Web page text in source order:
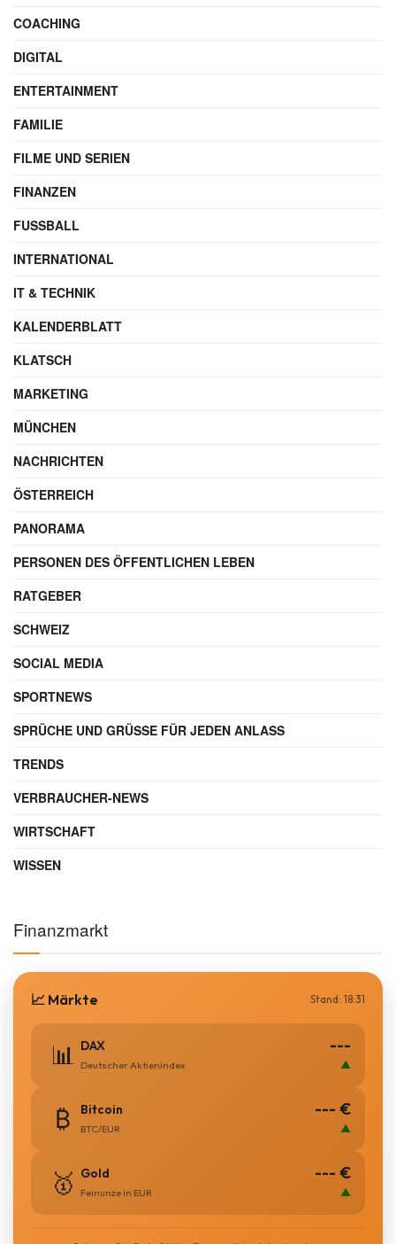
COACHING
DIGITAL
ENTERTAINMENT
FAMILIE
FILME UND SERIEN
FINANZEN
FUSSBALL
INTERNATIONAL
IT & TECHNIK
KALENDERBLATT
KLATSCH
MARKETING
MÜNCHEN
NACHRICHTEN
ÖSTERREICH
PANORAMA
PERSONEN DES ÖFFENTLICHEN LEBEN
RATGEBER
SCHWEIZ
SOCIAL MEDIA
SPORTNEWS
SPRÜCHE UND GRÜSSE FÜR JEDEN ANLASS
TRENDS
VERBRAUCHER-NEWS
WIRTSCHAFT
WISSEN
Finanzmarkt
📈 Märkte Stand: 18:31
📊 DAX
Deutscher Aktienindex
---
▲
₿ Bitcoin
BTC/EUR
--- €
▲
🥇 Gold
Feinunze in EUR
--- €
▲